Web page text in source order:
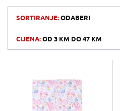
SORTIRANJE:ODABERI
CIJENA:OD 3 KM DO47 KM